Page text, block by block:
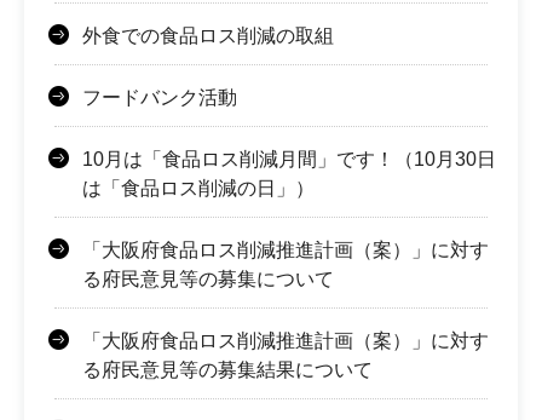
外食での食品ロス削減の取組
フードバンク活動
10月は「食品ロス削減月間」です！（10月30日
は「食品ロス削減の日」）
「大阪府食品ロス削減推進計画（案）」に対す
る府民意見等の募集について
「大阪府食品ロス削減推進計画（案）」に対す
る府民意見等の募集結果について